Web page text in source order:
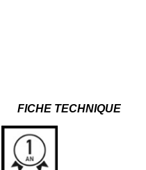
FICHE TECHNIQUE